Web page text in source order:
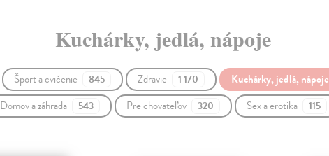
Kuchárky, jedlá, nápoje
Šport a cvičenie 845 Zdravie 1 170 Kuchárky, jedlá, nápoje
Domov a záhrada 543 Pre chovateľov 320 Sex a erotika 115